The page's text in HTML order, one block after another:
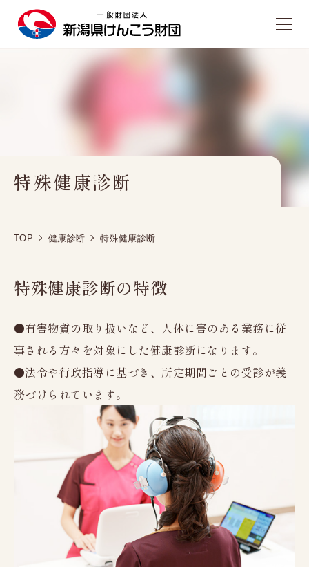
施設のご案内
東新潟健診プラザ
人間ドック
1泊2日人間ドック
レディースドック
脳（MRI）ドック
新潟市にお住まいの方へ
人間ドックオプション検査
生活習慣病予防健診
定期健康診断Aコース
定期健康診断Cコース
特定健康診査
特殊健康診断
特殊健康診断
TOP 健康診断 特殊健康診断
特殊健康診断の特徴
●有害物質の取り扱いなど、人体に害のある業務に従
事される方々を対象にした健康診断になります。
●法令や行政指導に基づき、所定期間ごとの受診が義
務づけられています。